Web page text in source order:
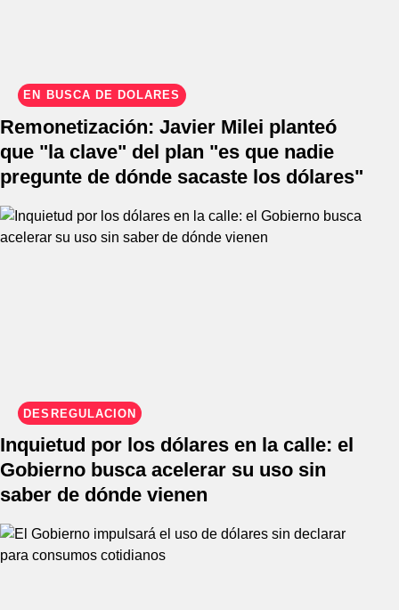
EN BÚSCA DE DÓLARES
Remonetización: Javier Milei planteó
que "la clave" del plan "es que nadie
pregunte de dónde sacaste los dólares"
DESREGULACIÓN
Inquietud por los dólares en la calle: el
Gobierno busca acelerar su uso sin
saber de dónde vienen